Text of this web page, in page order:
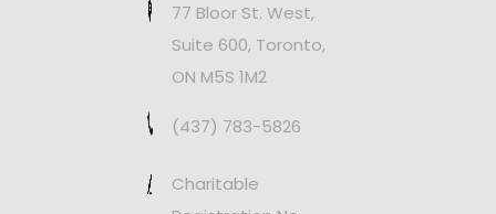
77 Bloor St. West,
Suite 600, Toronto,
ON M5S 1M2
(437) 783-5826
Charitable